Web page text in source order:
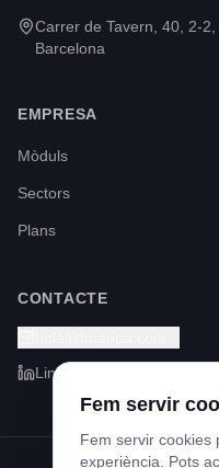
Carrer de Tavern, 40, 2-
Barcelona
EMPRESA
Mòduls
Sectors
Plans
CONTACTE
LinkedIn
Fem servir
Fem servir cookies
experiència. Pots